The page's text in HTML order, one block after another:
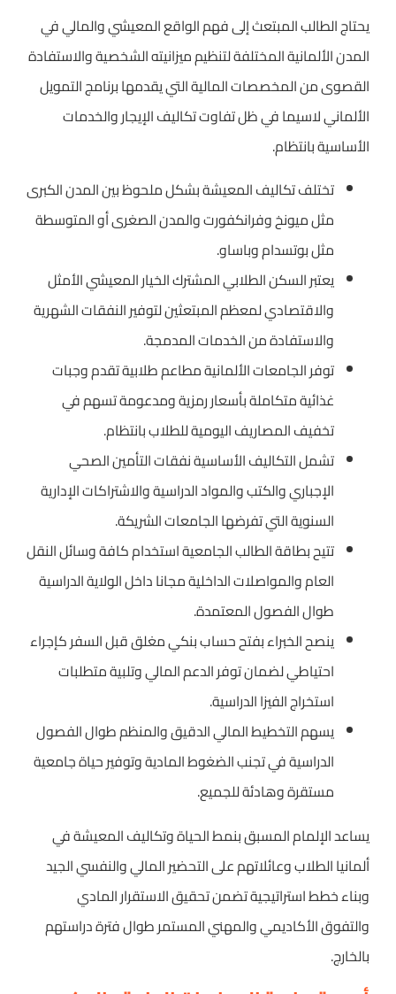
يحتاج الطالب المبتعث إلى فهم الواقع المعيشي والمالي في
المدن الألمانية المختلفة لتنظيم ميزانيته الشخصية والاستفادة
القصوى من المخصصات المالية التي يقدمها برنامج التمويل
الألماني لاسيما في ظل تفاوت تكاليف الإيجار والخدمات
الأساسية بانتظام.
تختلف تكاليف المعيشة بشكل ملحوظ بين المدن الكبرى
مثل ميونخ وفرانكفورت والمدن الصغرى أو المتوسطة
مثل بوتسدام وباساو.
يعتبر السكن الطلابي المشترك الخيار المعيشي الأمثل
والاقتصادي لمعظم المبتعثين لتوفير النفقات الشهرية
والاستفادة من الخدمات المدمجة.
توفر الجامعات الألمانية مطاعم طلابية تقدم وجبات
غذائية متكاملة بأسعار رمزية ومدعومة تسهم في
تخفيف المصاريف اليومية للطلاب بانتظام.
تشمل التكاليف الأساسية نفقات التأمين الصحي
الإجباري والكتب والمواد الدراسية والاشتراكات الإدارية
السنوية التي تفرضها الجامعات الشريكة.
تتيح بطاقة الطالب الجامعية استخدام كافة وسائل النقل
العام والمواصلات الداخلية مجانا داخل الولاية الدراسية
طوال الفصول المعتمدة.
ينصح الخبراء بفتح حساب بنكي مغلق قبل السفر كإجراء
احتياطي لضمان توفر الدعم المالي وتلبية متطلبات
استخراج الفيزا الدراسية.
يسهم التخطيط المالي الدقيق والمنظم طوال الفصول
الدراسية في تجنب الضغوط المادية وتوفير حياة جامعية
مستقرة وهادئة للجميع.
يساعد الإلمام المسبق بنمط الحياة وتكاليف المعيشة في
ألمانيا الطلاب وعائلاتهم على التحضير المالي والنفسي الجيد
وبناء خطط استراتيجية تضمن تحقيق الاستقرار المادي
والتفوق الأكاديمي والمهني المستمر طوال فترة دراستهم
بالخارج.